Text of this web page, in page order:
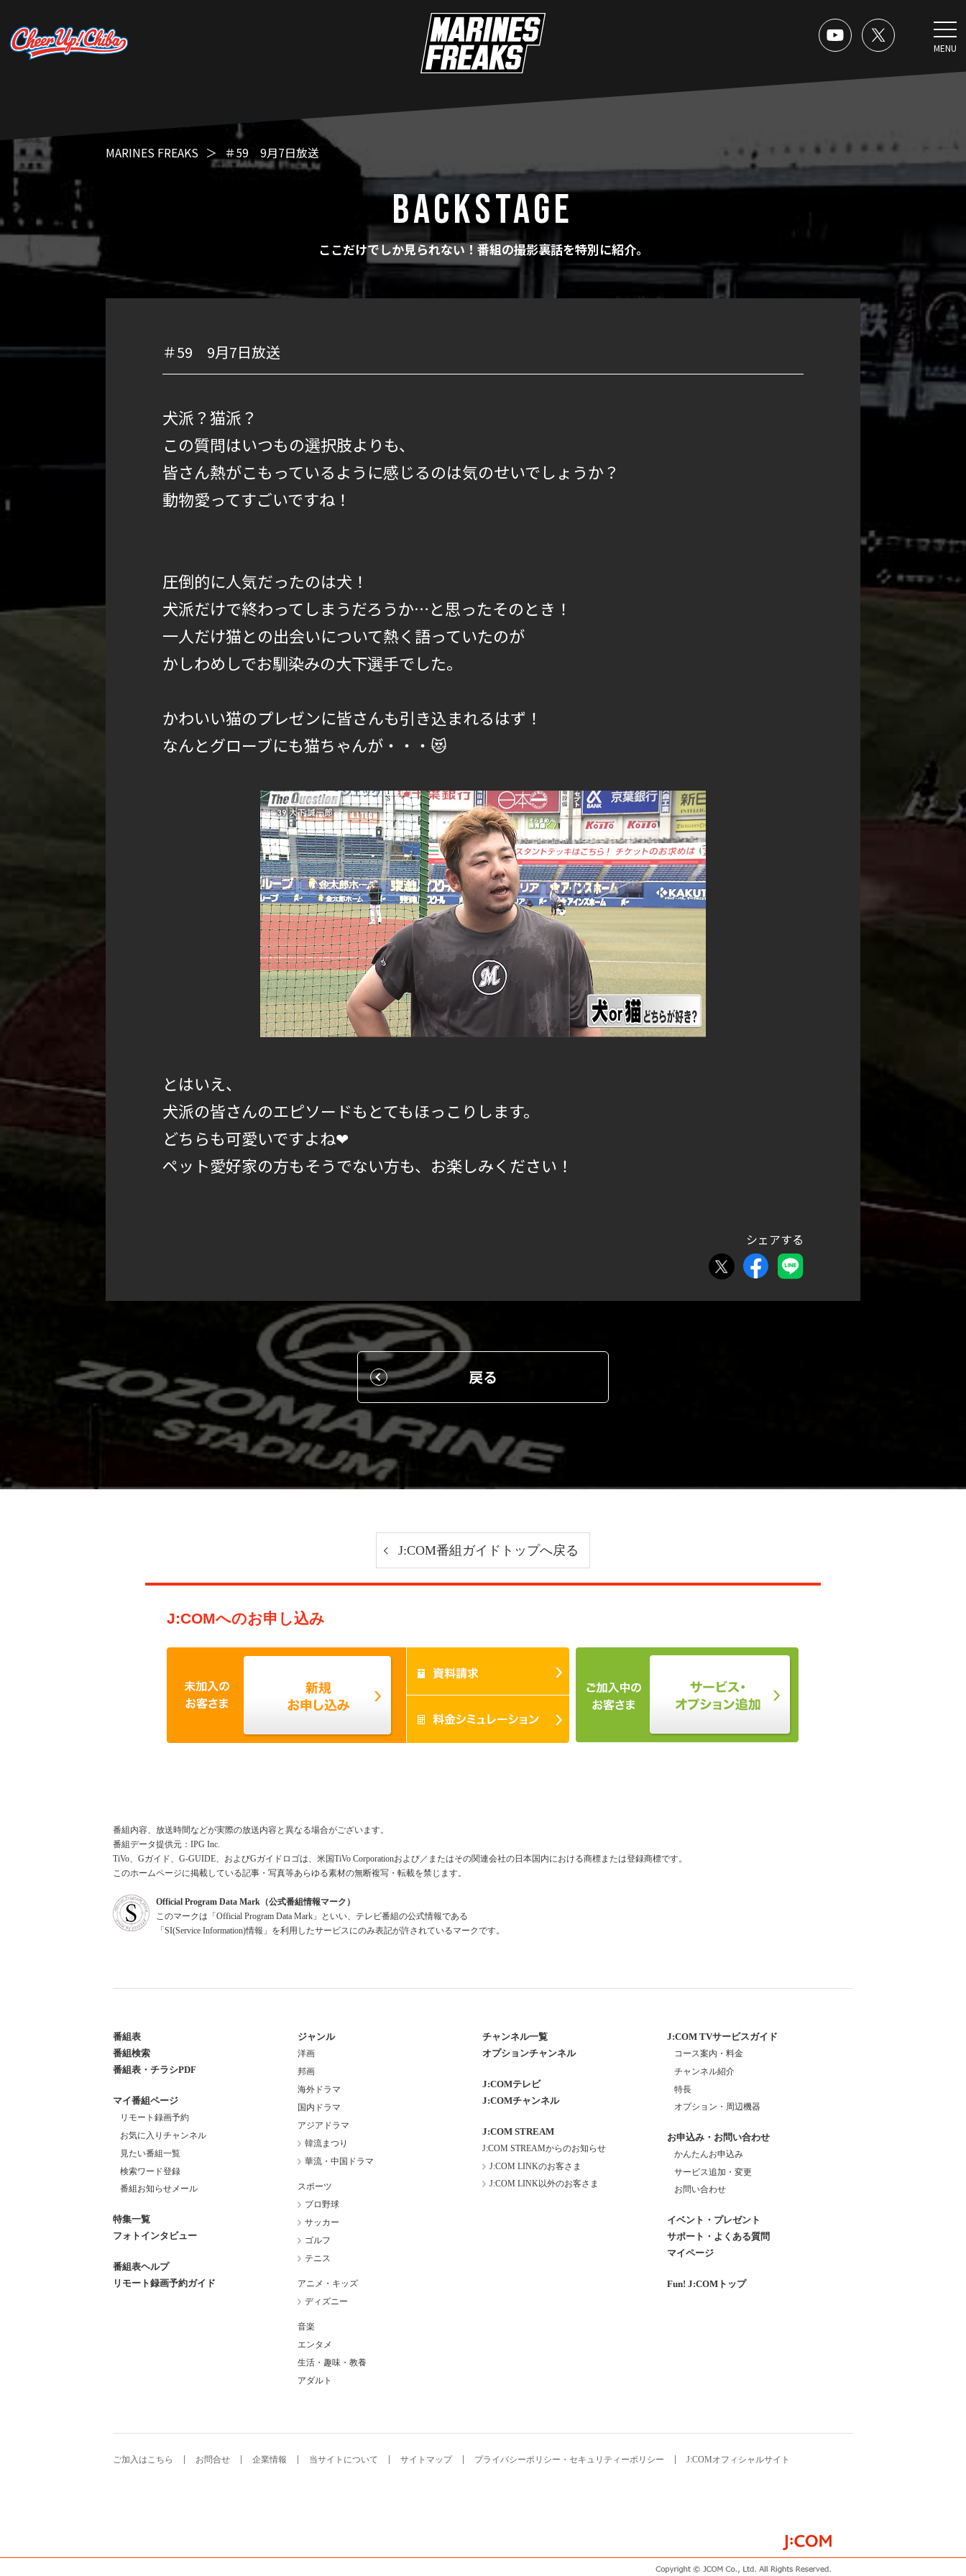
MENU
MARINES FREAKS ＃59 9月7日放送
BACKSTAGE
ここだけでしか見られない！番組の撮影裏話を特別に紹介。
＃59 9月7日放送
犬派？猫派？
この質問はいつもの選択肢よりも、
皆さん熱がこもっているように感じるのは気のせいでしょうか？
動物愛ってすごいですね！
圧倒的に人気だったのは犬！
犬派だけで終わってしまうだろうか…と思ったそのとき！
一人だけ猫との出会いについて熱く語っていたのが
かしわめしでお馴染みの大下選手でした。
かわいい猫のプレゼンに皆さんも引き込まれるはず！
なんとグローブにも猫ちゃんが・・・😻
とはいえ、
犬派の皆さんのエピソードもとてもほっこりします。
どちらも可愛いですよね❤
ペット愛好家の方もそうでない方も、お楽しみください！
シェアする
戻る
J:COM番組ガイドトップへ戻る
J:COMへのお申し込み
番組内容、放送時間などが実際の放送内容と異なる場合がございます。
番組データ提供元：IPG Inc.
TiVo、Gガイド、G-GUIDE、およびGガイドロゴは、米国TiVo Corporationおよび／またはその関連会社の日本国内における商標または登録商標です。
このホームページに掲載している記事・写真等あらゆる素材の無断複写・転載を禁じます。
Official Program Data Mark（公式番組情報マーク）
このマークは「Official Program Data Mark」といい、テレビ番組の公式情報である
「SI(Service Information)情報」を利用したサービスにのみ表記が許されているマークです。
番組表
番組検索
番組表・チラシPDF
マイ番組ページ
リモート録画予約
お気に入りチャンネル
見たい番組一覧
検索ワード登録
番組お知らせメール
特集一覧
フォトインタビュー
番組表ヘルプ
リモート録画予約ガイド
ジャンル
洋画
邦画
海外ドラマ
国内ドラマ
アジアドラマ
韓流まつり
華流・中国ドラマ
スポーツ
プロ野球
サッカー
ゴルフ
テニス
アニメ・キッズ
ディズニー
音楽
エンタメ
生活・趣味・教養
アダルト
チャンネル一覧
オプションチャンネル
J:COMテレビ
J:COMチャンネル
J:COM STREAM
J:COM STREAMからのお知らせ
J:COM LINKのお客さま
J:COM LINK以外のお客さま
J:COM TVサービスガイド
コース案内・料金
チャンネル紹介
特長
オプション・周辺機器
お申込み・お問い合わせ
かんたんお申込み
サービス追加・変更
お問い合わせ
イベント・プレゼント
サポート・よくある質問
マイページ
Fun! J:COMトップ
ご加入はこちら お問合せ 企業情報 当サイトについて サイトマップ プライバシーポリシー・セキュリティーポリシー J:COMオフィシャルサイト